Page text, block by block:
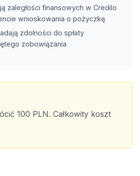
zaległości finansowych w Credilo
wnioskowania o pożyczkę
zdolności do spłaty
zobowiązania
100 PLN. Całkowity koszt